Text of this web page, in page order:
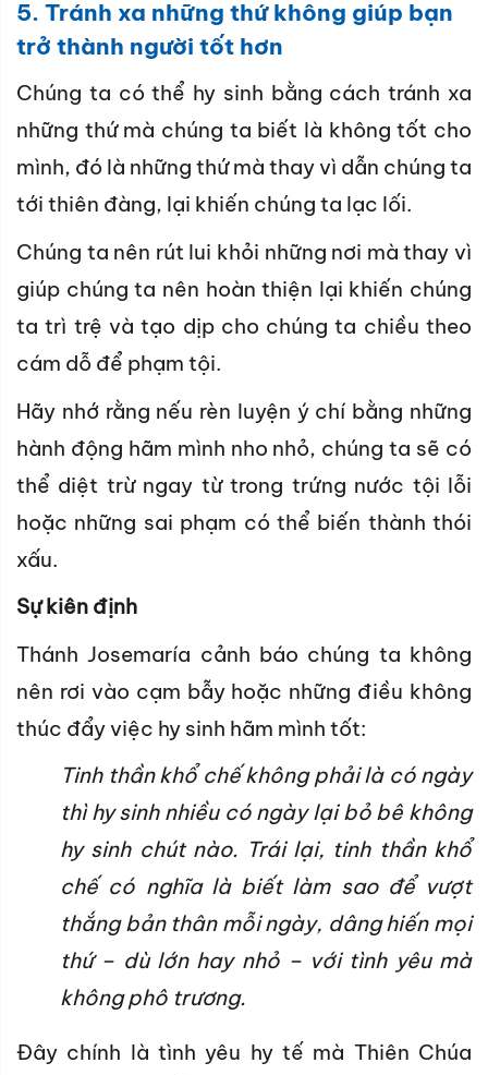
5. Tránh xa những thứ không giúp bạn
trở thành người tốt hơn
Chúng ta có thể hy sinh bằng cách tránh xa
những thứ mà chúng ta biết là không tốt cho
mình, đó là những thứ mà thay vì dẫn chúng ta
tới thiên đàng, lại khiến chúng ta lạc lối.
Chúng ta nên rút lui khỏi những nơi mà thay vì
giúp chúng ta nên hoàn thiện lại khiến chúng
ta trì trệ và tạo dịp cho chúng ta chiều theo
cám dỗ để phạm tội.
Hãy nhớ rằng nếu rèn luyện ý chí bằng những
hành động hãm mình nho nhỏ, chúng ta sẽ có
thể diệt trừ ngay từ trong trứng nước tội lỗi
hoặc những sai phạm có thể biến thành thói
xấu.
Sự kiên định
Thánh Josemaría cảnh báo chúng ta không
nên rơi vào cạm bẫy hoặc những điều không
thúc đẩy việc hy sinh hãm mình tốt:
Tinh thần khổ chế không phải là có ngày
thì hy sinh nhiều có ngày lại bỏ bê không
hy sinh chút nào. Trái lại, tinh thần khổ
chế có nghĩa là biết làm sao để vượt
thắng bản thân mỗi ngày, dâng hiến mọi
thứ – dù lớn hay nhỏ – với tình yêu mà
không phô trương.
Đây chính là tình yêu hy tế mà Thiên Chúa